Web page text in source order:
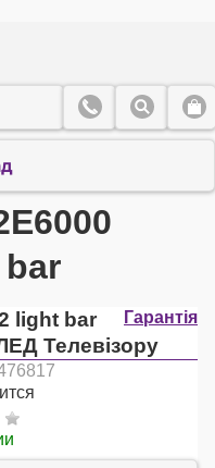
Гарантія
light bar
Телевізору